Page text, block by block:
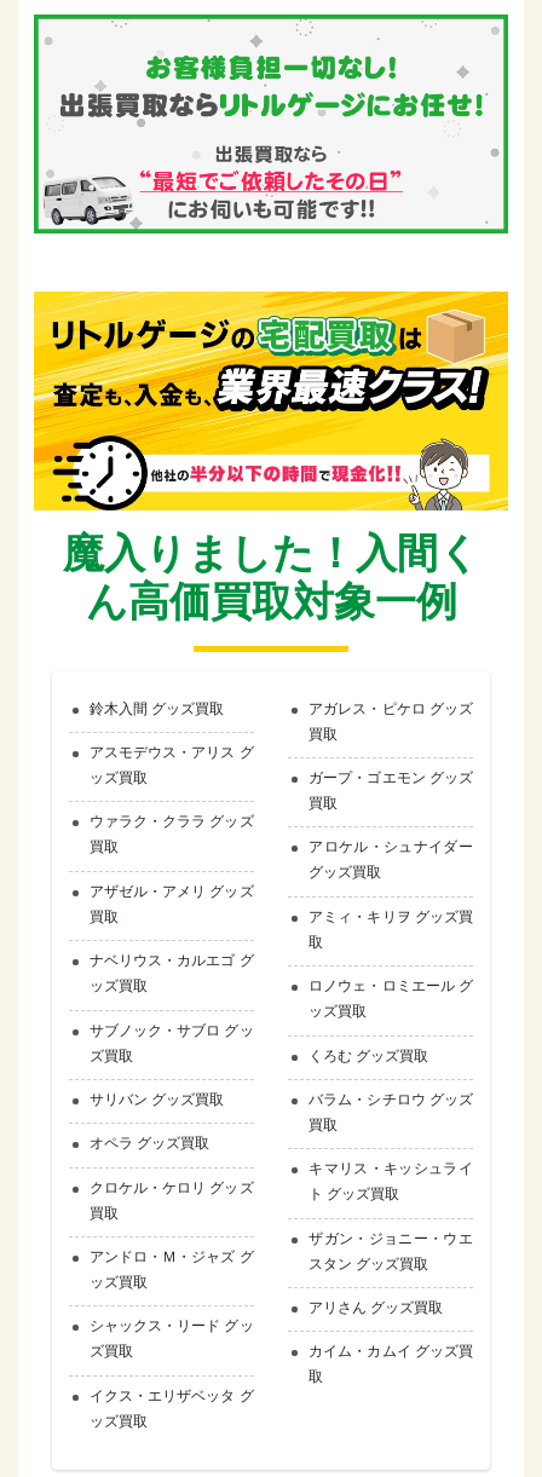
魔入りました！入間く
ん高価買取対象一例
鈴木入間 グッズ買取
アスモデウス・アリス グ
ッズ買取
ウァラク・クララ グッズ
買取
アザゼル・アメリ グッズ
買取
ナベリウス・カルエゴ グ
ッズ買取
サブノック・サブロ グッ
ズ買取
サリバン グッズ買取
オペラ グッズ買取
クロケル・ケロリ グッズ
買取
アンドロ・Ｍ・ジャズ グ
ッズ買取
シャックス・リード グッ
ズ買取
イクス・エリザベッタ グ
ッズ買取
アガレス・ピケロ グッズ
買取
ガープ・ゴエモン グッズ
買取
アロケル・シュナイダー
グッズ買取
アミィ・キリヲ グッズ買
取
ロノウェ・ロミエール グ
ッズ買取
くろむ グッズ買取
バラム・シチロウ グッズ
買取
キマリス・キッシュライ
ト グッズ買取
ザガン・ジョニー・ウエ
スタン グッズ買取
アリさん グッズ買取
カイム・カムイ グッズ買
取